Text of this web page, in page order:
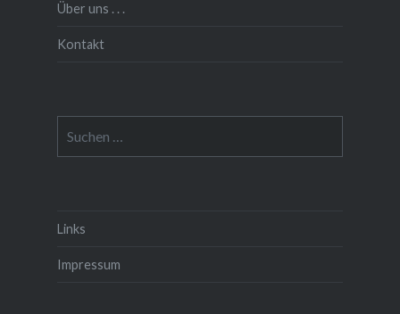
Über uns . . .
Kontakt
nach:
Links
Impressum